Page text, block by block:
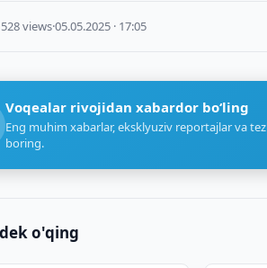
views·05.05.2025 · 17:05
Voqealar rivojidan xabardor bo‘ling
Eng muhim xabarlar, eksklyuziv reportajlar va
boring.
o'qing